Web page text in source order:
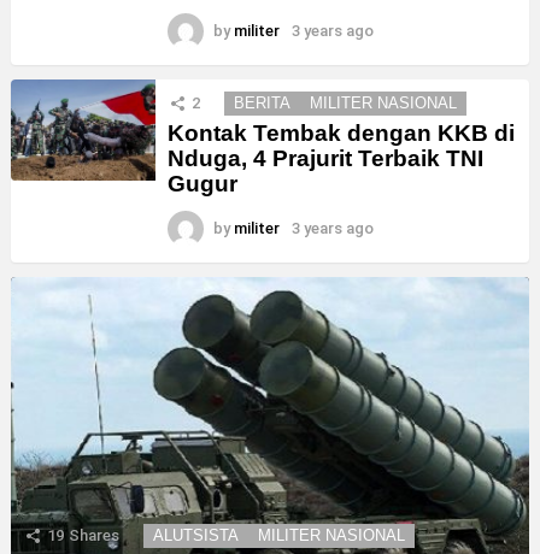
by militer 3 years ago
2 BERITA MILITER NASIONAL
Kontak Tembak dengan KKB di
Nduga, 4 Prajurit Terbaik TNI
Gugur
by militer 3 years ago
19 Shares ALUTSISTA MILITER NASIONAL